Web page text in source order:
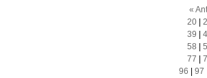
«
20|
39
58
77
96
97